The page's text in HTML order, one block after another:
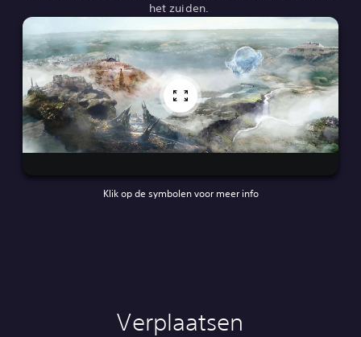
het zuiden.
Klik op de symbolen voor meer info
Verplaatsen